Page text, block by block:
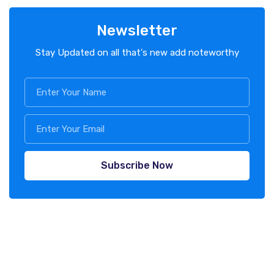
Newsletter
Stay Updated on all that's new add noteworthy
Subscribe Now